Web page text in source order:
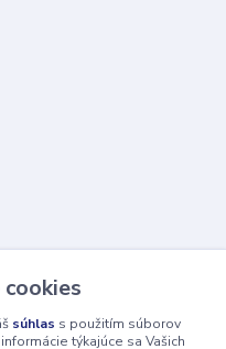
súhlas s použitím súborov
týkajúce sa Vašich